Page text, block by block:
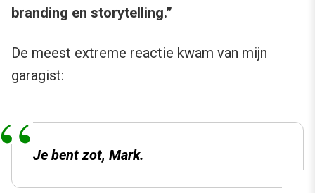
branding en storytelling.”
De meest extreme reactie kwam van mijn
garagist:
Je bent zot, Mark.